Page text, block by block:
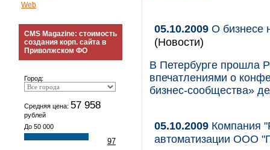
Web
CMS Magazine: стоимость
создания корп. сайта в
Приволжском ФО
Город:
Средняя цена: 57 958
рублей
До 50 000
97
05.10.2009 О бизнесе
(Новости)
В Петербурге прошла
впечатлениями о
бизнес-сообщества»
05.10.2009 Компания
автоматизации ООО